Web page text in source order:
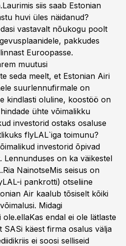
siis saab Estonian
huvi üles näidanud?
vastavalt nõukogu poolt
pakkudes
Euroopasse.
muutusi
seda meelt, et Estonian Airi
suurlennufirmale on
kindlasti oluline, koostöö on
ühte võimalikku
investorid ostaks osaluse
flyLAL`iga toimunu?
investorid õpivad
Lennunduses on ka väikestel
NainotseMis seisus on
i pankrotti) otseliine
Air kaalub tõsiselt kõiki
Midagi
endal ei ole lätlaste
SASi käest firma osalus välja
ei soosi selliseid